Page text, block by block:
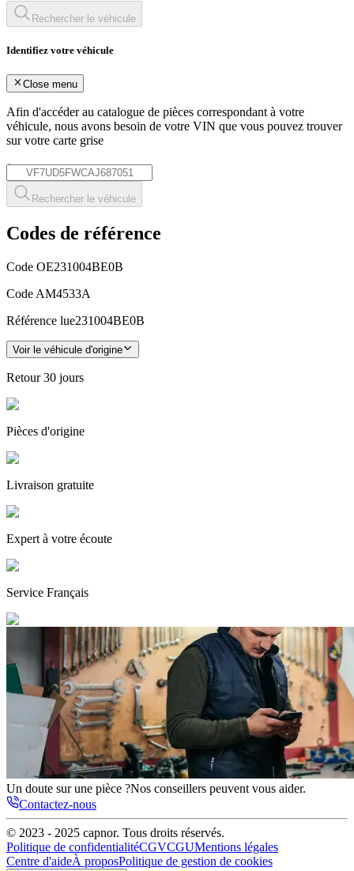
Rechercher le véhicule
Identifiez votre véhicule
Close menu
Afin d'accéder au catalogue de pièces correspondant à votre
véhicule, nous avons besoin de votre VIN que vous pouvez trouver
sur votre carte grise
*
Rechercher le véhicule
Codes de référence
Code OE231004BE0B
Code AM4533A
Référence lue231004BE0B
Voir le véhicule d'origine
Retour30 jours
Pièces d'origine
Livraison gratuite
Expert à votre écoute
Service Français
Un doute sur une pièce ?Nos conseillers peuvent vous aider.
Contactez-nous
© 2023 - 2025 capnor. Tous droits réservés.
Politique de confidentialitéCGVCGUMentions légales
Centre d'aideÀ proposPolitique de gestion de cookies